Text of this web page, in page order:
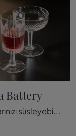
Battery
Slamp'ın masa lambaları ile mekanlarınızı süsleyebilirsiniz: tıklayın ve Clizia Mama Non Mama Battery'yi ke